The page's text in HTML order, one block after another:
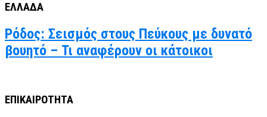
ΕΛΛΑΔΑ
Ρόδος: Σεισμός στους Πεύκους με δυνατό
βουητό – Τι αναφέρουν οι κάτοικοι
ΕΠΙΚΑΙΡΟΤΗΤΑ